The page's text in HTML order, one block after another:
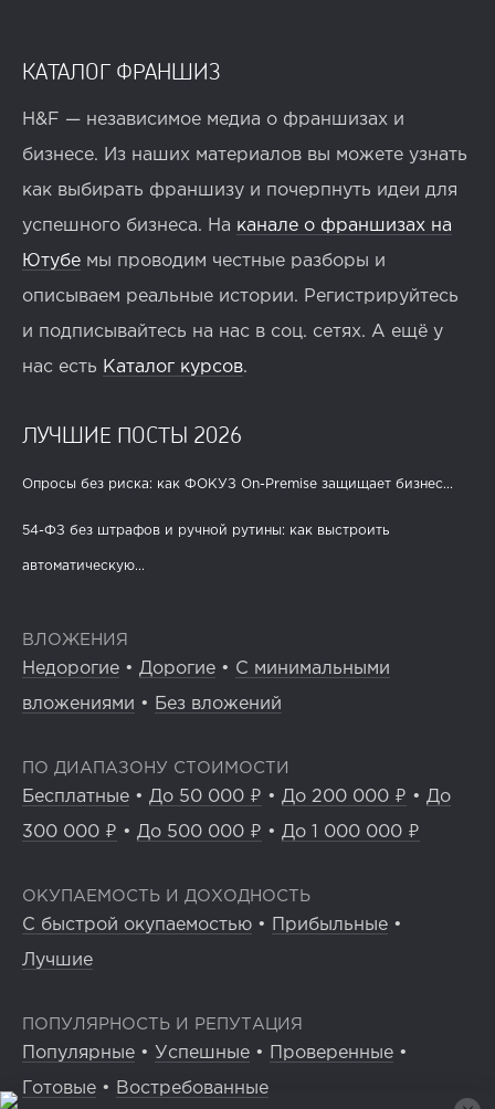
КАТАЛОГ ФРАНШИЗ
H&F — независимое медиа о франшизах и
бизнесе. Из наших материалов вы можете узнать
как выбирать франшизу и почерпнуть идеи для
успешного бизнеса. На канале о франшизах на
Ютубе мы проводим честные разборы и
описываем реальные истории. Регистрируйтесь
и подписывайтесь на нас в соц. сетях. А ещё у
нас есть Каталог курсов.
ЛУЧШИЕ ПОСТЫ 2026
Опросы без риска: как ФОКУЗ On-Premise защищает бизнес...
54-ФЗ без штрафов и ручной рутины: как выстроить
автоматическую...
ВЛОЖЕНИЯ
Недорогие • Дорогие • С минимальными
вложениями • Без вложений
ПО ДИАПАЗОНУ СТОИМОСТИ
Бесплатные • До 50 000 ₽ • До 200 000 ₽ • До
300 000 ₽ • До 500 000 ₽ • До 1 000 000 ₽
ОКУПАЕМОСТЬ И ДОХОДНОСТЬ
С быстрой окупаемостью • Прибыльные •
Лучшие
ПОПУЛЯРНОСТЬ И РЕПУТАЦИЯ
Популярные • Успешные • Проверенные •
Готовые • Востребованные